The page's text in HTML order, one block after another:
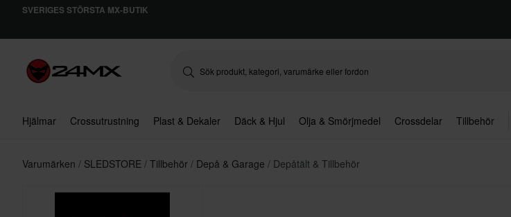
SVERIGES STÖRSTA MX-BUTIK
Hjälmar Crossutrustning Plast & Dekaler Däck & Hjul Olja & Smörjmedel Crossdelar Tillbehör
Varumärken SLEDSTORE Tillbehör Depå & Garage Depåtält & Tillbehör